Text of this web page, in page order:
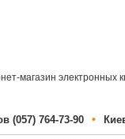
магазин электронных
(057) 764-73-90 •